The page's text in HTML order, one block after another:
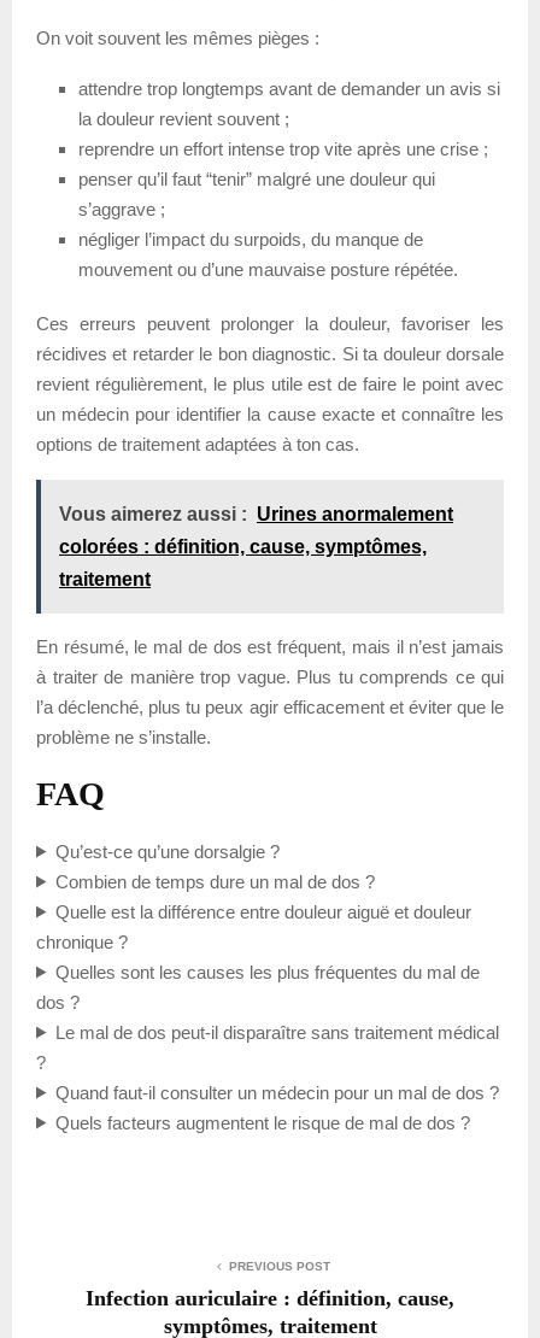
On voit souvent les mêmes pièges :
attendre trop longtemps avant de demander un avis si
la douleur revient souvent ;
reprendre un effort intense trop vite après une crise ;
penser qu’il faut “tenir” malgré une douleur qui
s’aggrave ;
négliger l’impact du surpoids, du manque de
mouvement ou d’une mauvaise posture répétée.
Ces erreurs peuvent prolonger la douleur, favoriser les
récidives et retarder le bon diagnostic. Si ta douleur dorsale
revient régulièrement, le plus utile est de faire le point avec
un médecin pour identifier la cause exacte et connaître les
options de traitement adaptées à ton cas.
Vous aimerez aussi : Urines anormalement
colorées : définition, cause, symptômes,
traitement
En résumé, le mal de dos est fréquent, mais il n’est jamais
à traiter de manière trop vague. Plus tu comprends ce qui
l’a déclenché, plus tu peux agir efficacement et éviter que le
problème ne s’installe.
FAQ
Qu’est-ce qu’une dorsalgie ?
Combien de temps dure un mal de dos ?
Quelle est la différence entre douleur aiguë et douleur
chronique ?
Quelles sont les causes les plus fréquentes du mal de
dos ?
Le mal de dos peut-il disparaître sans traitement médical
?
Quand faut-il consulter un médecin pour un mal de dos ?
Quels facteurs augmentent le risque de mal de dos ?
PREVIOUS POST
Infection auriculaire : définition, cause,
symptômes, traitement